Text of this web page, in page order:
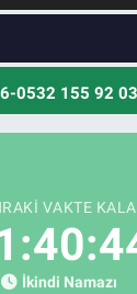
0532 155 92 03
VAKTE
İkindi Namazı